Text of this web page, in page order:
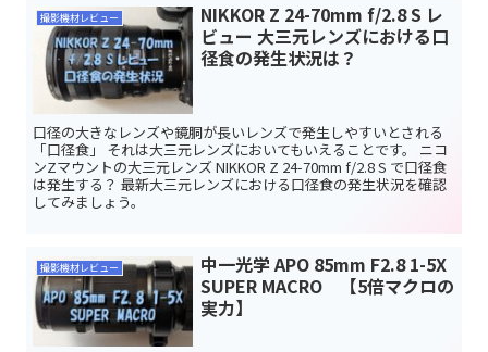
撮影機材レビュー
NIKKOR Z 24-70mm f/2.8 S レ
ビュー 大三元レンズにおける口
径食の発生状況は？
口径の大きなレンズや鏡胴が長いレンズで発生しやすいとされる
「口径食」 それは大三元レンズにおいてもいえることです。 ニコ
ンZマウントの大三元レンズ NIKKOR Z 24-70mm f/2.8 S で口径食
は発生する？ 最新大三元レンズにおける口径食の発生状況を確認
してみましょう。
撮影機材レビュー
中一光学 APO 85mm F2.8 1-5X
SUPER MACRO 【5倍マクロの
実力】